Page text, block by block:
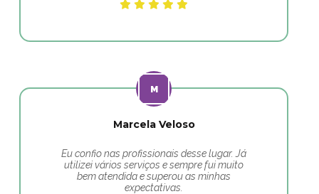
Marcela Veloso
Eu confio nas profissionais desse lugar. Já
utilizei vários serviços e sempre fui muito
bem atendida e superou as minhas
expectativas.